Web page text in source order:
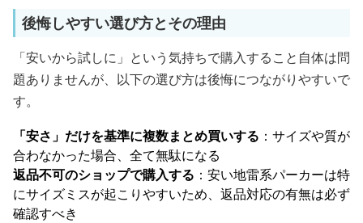
後悔しやすい選び方とその理由
「安いから試しに」という気持ちで購入すること自体は問
題ありませんが、以下の選び方は後悔につながりやすいで
す。
「安さ」だけを基準に複数まとめ買いする ：サイズや質が
合わなかった場合、全て無駄になる
返品不可のショップで購入する ：安い地雷系パーカーは特
にサイズミスが起こりやすいため、返品対応の有無は必ず
確認すべき